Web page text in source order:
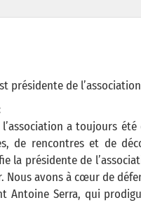
présidente de
a toujours
de rencontres et de
la présidente de
Nous avons à cœur de
Antoine Serra, qui